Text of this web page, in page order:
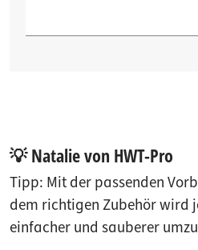
💡 Natalie von HWT-Pro
Tipp: Mit der passenden
dem richtigen Zubehör wird
einfacher und sauberer